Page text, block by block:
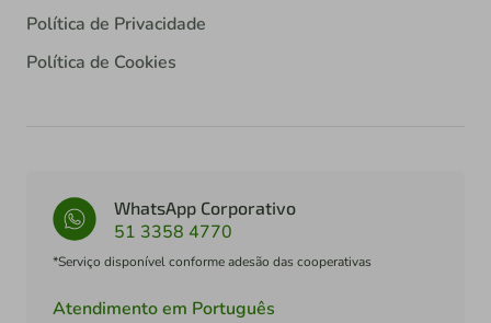
Política de Privacidade
Política de Cookies
WhatsApp Corporativo
51 3358 4770
*Serviço disponível conforme adesão das cooperativas
Atendimento em Português